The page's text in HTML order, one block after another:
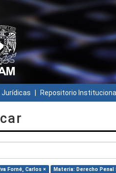
Jurídicas Repositorio Institucional
Forné, Carlos × Materia: Derecho Penal